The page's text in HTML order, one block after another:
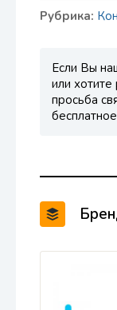
Рубрика:
Если Вы
или
просьба